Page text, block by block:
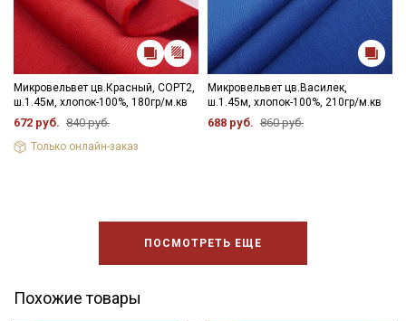
Микровельвет цв.Красный, СОРТ2,
ш.1.45м, хлопок-100%, 180гр/м.кв
672 руб. 840 руб.
Только онлайн-заказ
Микровельвет цв.Василек,
ш.1.45м, хлопок-100%, 210гр/м.кв
688 руб. 860 руб.
ПОСМОТРЕТЬ ЕЩЕ
Похожие товары
Электронная почта
Подписаться
информационных рассылок